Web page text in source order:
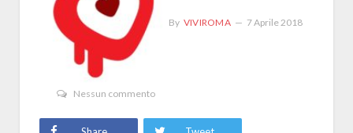
By VIVIROMA 7 Aprile 2018
Nessun commento